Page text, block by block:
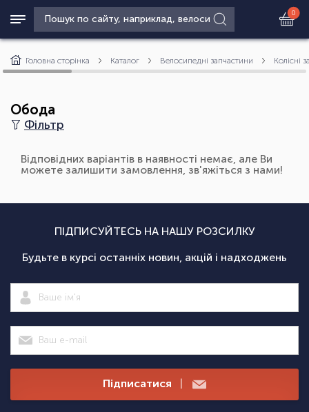
0
Головна сторінка Каталог Велосипедні запчастини Колісні
Обода
Фільтр
Відповідних варіантів в наявності немає, але Ви
можете залишити замовлення, зв'яжіться з нами!
ПІДПИСУЙТЕСЬ НА НАШУ РОЗСИЛКУ
Будьте в курсі останніх новин, акцій і надходжень
Підписатися |